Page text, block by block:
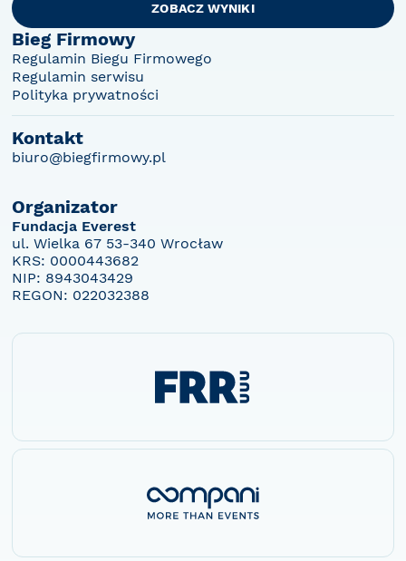
ZOBACZ WYNIKI
Bieg Firmowy
Regulamin Biegu Firmowego
Regulamin serwisu
Polityka prywatności
Kontakt
biuro@biegfirmowy.pl
Organizator
Fundacja Everest
ul. Wielka 67 53-340 Wrocław
KRS: 0000443682
NIP: 8943043429
REGON: 022032388